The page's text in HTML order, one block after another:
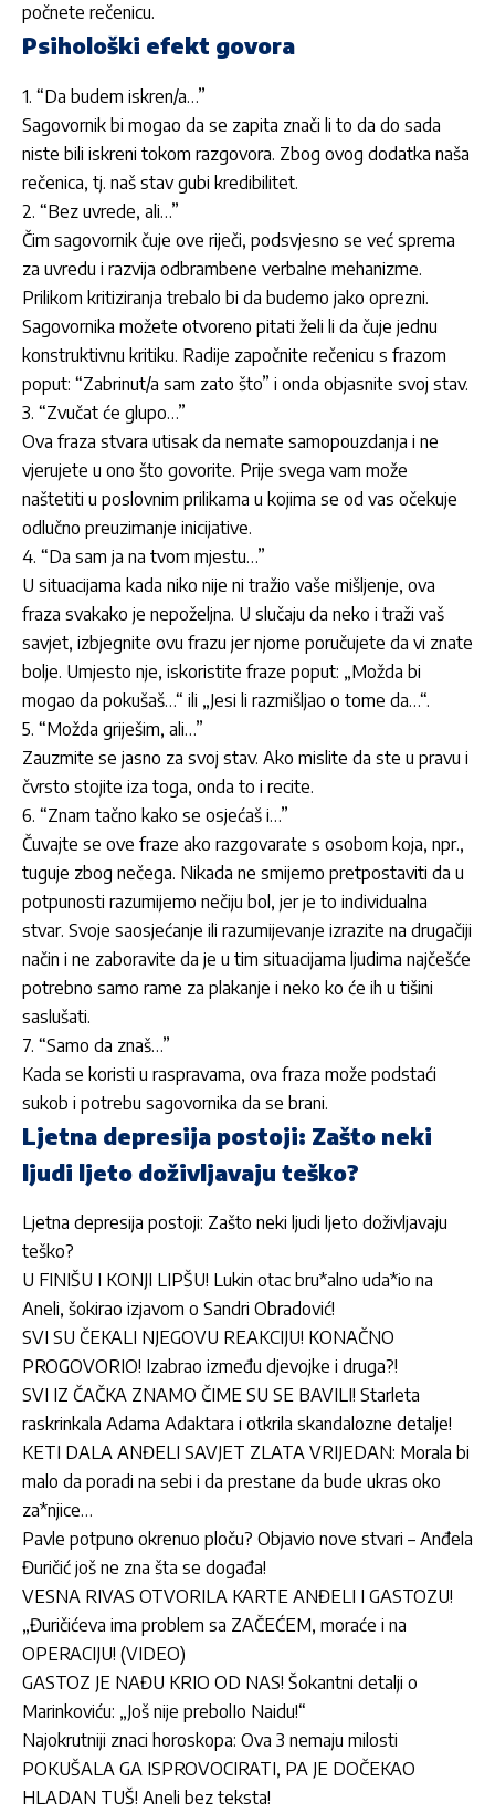
počnete rečenicu.
Psihološki efekt govora
1. “Da budem iskren/a…”
Sagovornik bi mogao da se zapita znači li to da do sada
niste bili iskreni tokom razgovora. Zbog ovog dodatka naša
rečenica, tj. naš stav gubi kredibilitet.
2. “Bez uvrede, ali…”
Čim sagovornik čuje ove riječi, podsvjesno se već sprema
za uvredu i razvija odbrambene verbalne mehanizme.
Prilikom kritiziranja trebalo bi da budemo jako oprezni.
Sagovornika možete otvoreno pitati želi li da čuje jednu
konstruktivnu kritiku. Radije započnite rečenicu s frazom
poput: “Zabrinut/a sam zato što” i onda objasnite svoj stav.
3. “Zvučat će glupo…”
Ova fraza stvara utisak da nemate samopouzdanja i ne
vjerujete u ono što govorite. Prije svega vam može
naštetiti u poslovnim prilikama u kojima se od vas očekuje
odlučno preuzimanje inicijative.
4. “Da sam ja na tvom mjestu…”
U situacijama kada niko nije ni tražio vaše mišljenje, ova
fraza svakako je nepoželjna. U slučaju da neko i traži vaš
savjet, izbjegnite ovu frazu jer njome poručujete da vi znate
bolje. Umjesto nje, iskoristite fraze poput: „Možda bi
mogao da pokušaš…“ ili „Jesi li razmišljao o tome da…“.
5. “Možda griješim, ali…”
Zauzmite se jasno za svoj stav. Ako mislite da ste u pravu i
čvrsto stojite iza toga, onda to i recite.
6. “Znam tačno kako se osjećaš i…”
Čuvajte se ove fraze ako razgovarate s osobom koja, npr.,
tuguje zbog nečega. Nikada ne smijemo pretpostaviti da u
potpunosti razumijemo nečiju bol, jer je to individualna
stvar. Svoje saosjećanje ili razumijevanje izrazite na drugačiji
način i ne zaboravite da je u tim situacijama ljudima najčešće
potrebno samo rame za plakanje i neko ko će ih u tišini
saslušati.
7. “Samo da znaš…”
Kada se koristi u raspravama, ova fraza može podstaći
sukob i potrebu sagovornika da se brani.
Ljetna depresija postoji: Zašto neki
ljudi ljeto doživljavaju teško?
Ljetna depresija postoji: Zašto neki ljudi ljeto doživljavaju
teško?
U FINIŠU I KONJI LIPŠU! Lukin otac bru*alno uda*io na
Aneli, šokirao izjavom o Sandri Obradović!
SVI SU ČEKALI NJEGOVU REAKCIJU! KONAČNO
PROGOVORIO! Izabrao između djevojke i druga?!
SVI IZ ČAČKA ZNAMO ČIME SU SE BAVILI! Starleta
raskrinkala Adama Adaktara i otkrila skandalozne detalje!
KETI DALA ANĐELI SAVJET ZLATA VRIJEDAN: Morala bi
malo da poradi na sebi i da prestane da bude ukras oko
za*njice…
Pavle potpuno okrenuo ploču? Objavio nove stvari – Anđela
Đuričić još ne zna šta se događa!
VESNA RIVAS OTVORILA KARTE ANĐELI I GASTOZU!
„Đuričićeva ima problem sa ZAČEĆEM, moraće i na
OPERACIJU! (VIDEO)
GASTOZ JE NAĐU KRIO OD NAS! Šokantni detalji o
Marinkoviću: „Još nije prebolIo Naidu!“
Najokrutniji znaci horoskopa: Ova 3 nemaju milosti
POKUŠALA GA ISPROVOCIRATI, PA JE DOČEKAO
HLADAN TUŠ! Aneli bez teksta!